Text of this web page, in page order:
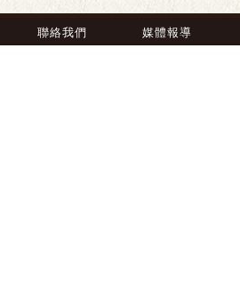
聯絡我們 媒體報導